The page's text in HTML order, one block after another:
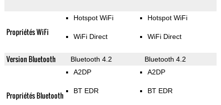
Propriétés WiFi
Hotspot WiFi
WiFi Direct
Hotspot WiFi
WiFi Direct
Version Bluetooth Bluetooth 4.2 Bluetooth 4.2
Propriétés Bluetooth
A2DP
BT EDR
A2DP
BT EDR